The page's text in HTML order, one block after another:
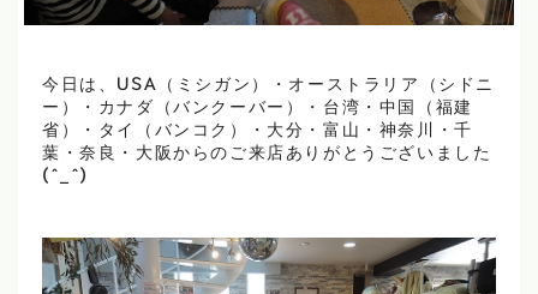
今日は、USA（ミシガン）・オーストラリア（シドニ
ー）・カナダ（バンクーバー）・台湾・中国（福建
省）・タイ（バンコク）・大分・富山・神奈川・千
葉・奈良・大阪からのご来店ありがとうございました
(^_^)